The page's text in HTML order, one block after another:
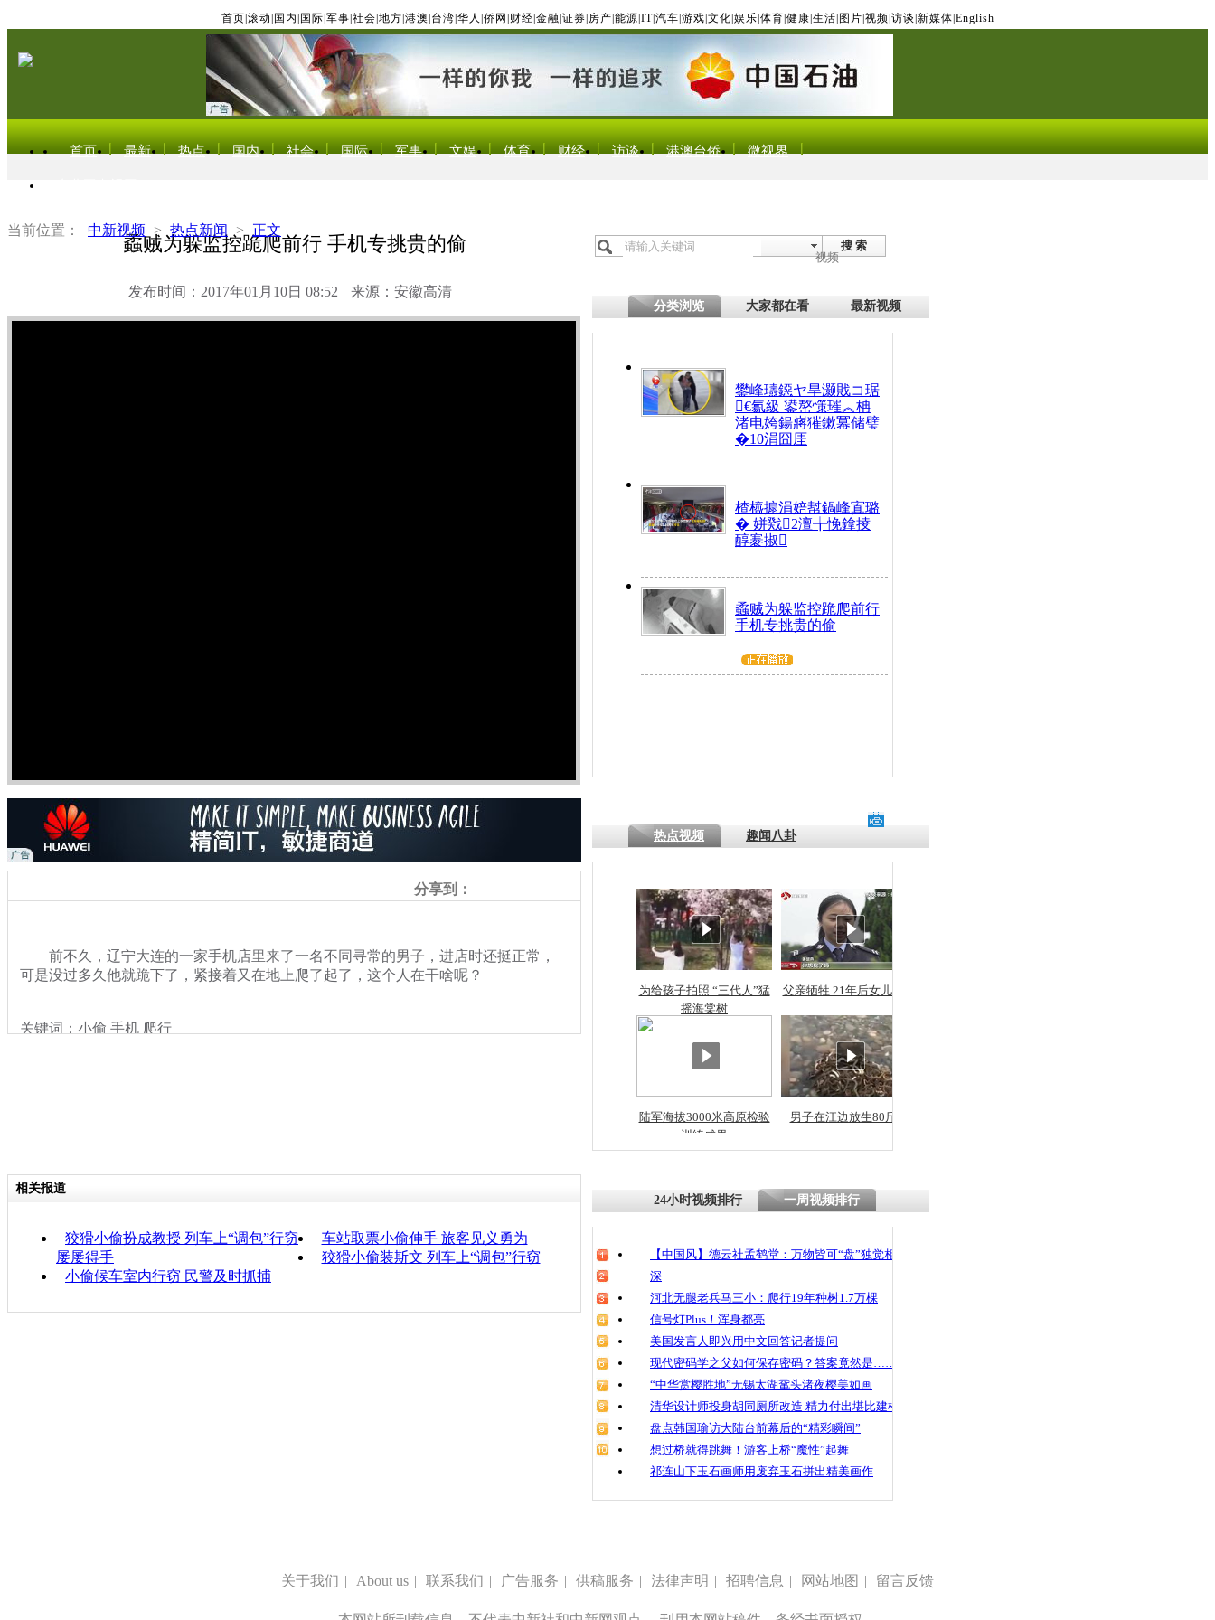
首页 滚动 国内 国际 军事 社会 地方 港澳 台湾 华人 侨网 财经 金融 证券 房产 能源 IT| 汽车 游戏 文化 娱乐 体育 健康 生活 图片 视频 访谈 新媒体 English
首页 最新 热点 国内 社会 国际 军事 文娱 体育 财经 访谈 港澳台侨 微视界
当前位置： 中新视频 > 热点新闻 > 正文
蟊贼为躲监控跪爬前行 手机专挑贵的偷
发布时间：2017年01月10日 08:52 来源：安徽高清
搜 索
视频
分类浏览 大家都在看 最新视频
鐢峰瓙鐚ヤ旱灏戝コ琚
€氱級 鍙嶅憡璀︽柟
渚电姱鍚嶈獕鏉冪储璧
�10涓囧厓
楂橀搧涓婄幇鍋峰寘璐
� 姘戣2澶╁悗鎿掕
醇褰掓
蟊贼为躲监控跪爬前行
手机专挑贵的偷
分享到：
前不久，辽宁大连的一家手机店里来了一名不同寻常的男子，进店时还挺正常，
可是没过多久他就跪下了，紧接着又在地上爬了起了，这个人在干啥呢？
关键词：小偷 手机 爬行
热点视频 趣闻八卦
为给孩子拍照 “三代人”猛
摇海棠树
父亲牺牲 21年后女儿从警
陆军海拔3000米高原检验
训练成果
男子在江边放生80斤蛇
相关报道
狡猾小偷扮成教授 列车上“调包”行窃
屡屡得手
车站取票小偷伸手 旅客见义勇为
狡猾小偷装斯文 列车上“调包”行窃
小偷候车室内行窃 民警及时抓捕
24小时视频排行 一周视频排行
【中国风】德云社孟鹤堂：万物皆可“盘”独觉相声
深
河北无腿老兵马三小：爬行19年种树1.7万棵
信号灯Plus！浑身都亮
美国发言人即兴用中文回答记者提问
现代密码学之父如何保存密码？答案竟然是……
“中华赏樱胜地”无锡太湖鼋头渚夜樱美如画
清华设计师投身胡同厕所改造 精力付出堪比建楼
盘点韩国瑜访大陆台前幕后的“精彩瞬间”
想过桥就得跳舞！游客上桥“魔性”起舞
祁连山下玉石画师用废弃玉石拼出精美画作
关于我们 | About us | 联系我们 | 广告服务 | 供稿服务 | 法律声明 | 招聘信息 | 网站地图 | 留言反馈